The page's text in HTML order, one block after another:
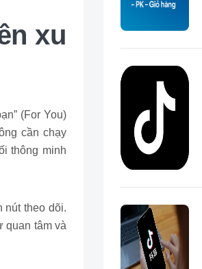
xu
(For You)
cần chạy
thông minh
nút theo dõi.
quan tâm và